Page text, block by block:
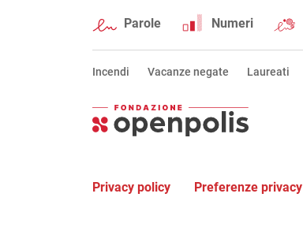
Parole Numeri
Incendi Vacanze negate Laureati
Privacy policy Preferenze privacy